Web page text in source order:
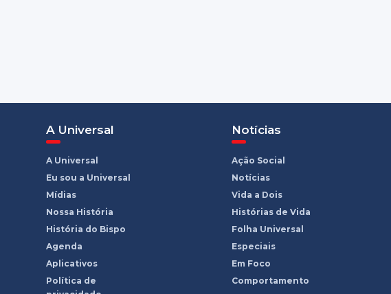
A Universal
A Universal
Eu sou a Universal
Mídias
Nossa História
História do Bispo
Agenda
Aplicativos
Política de
Notícias
Ação Social
Notícias
Vida a Dois
Histórias de Vida
Folha Universal
Especiais
Em Foco
Comportamento